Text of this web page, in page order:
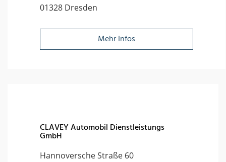
01328 Dresden
Mehr Infos
CLAVEY Automobil Dienstleistungs
GmbH
Hannoversche Straße 60